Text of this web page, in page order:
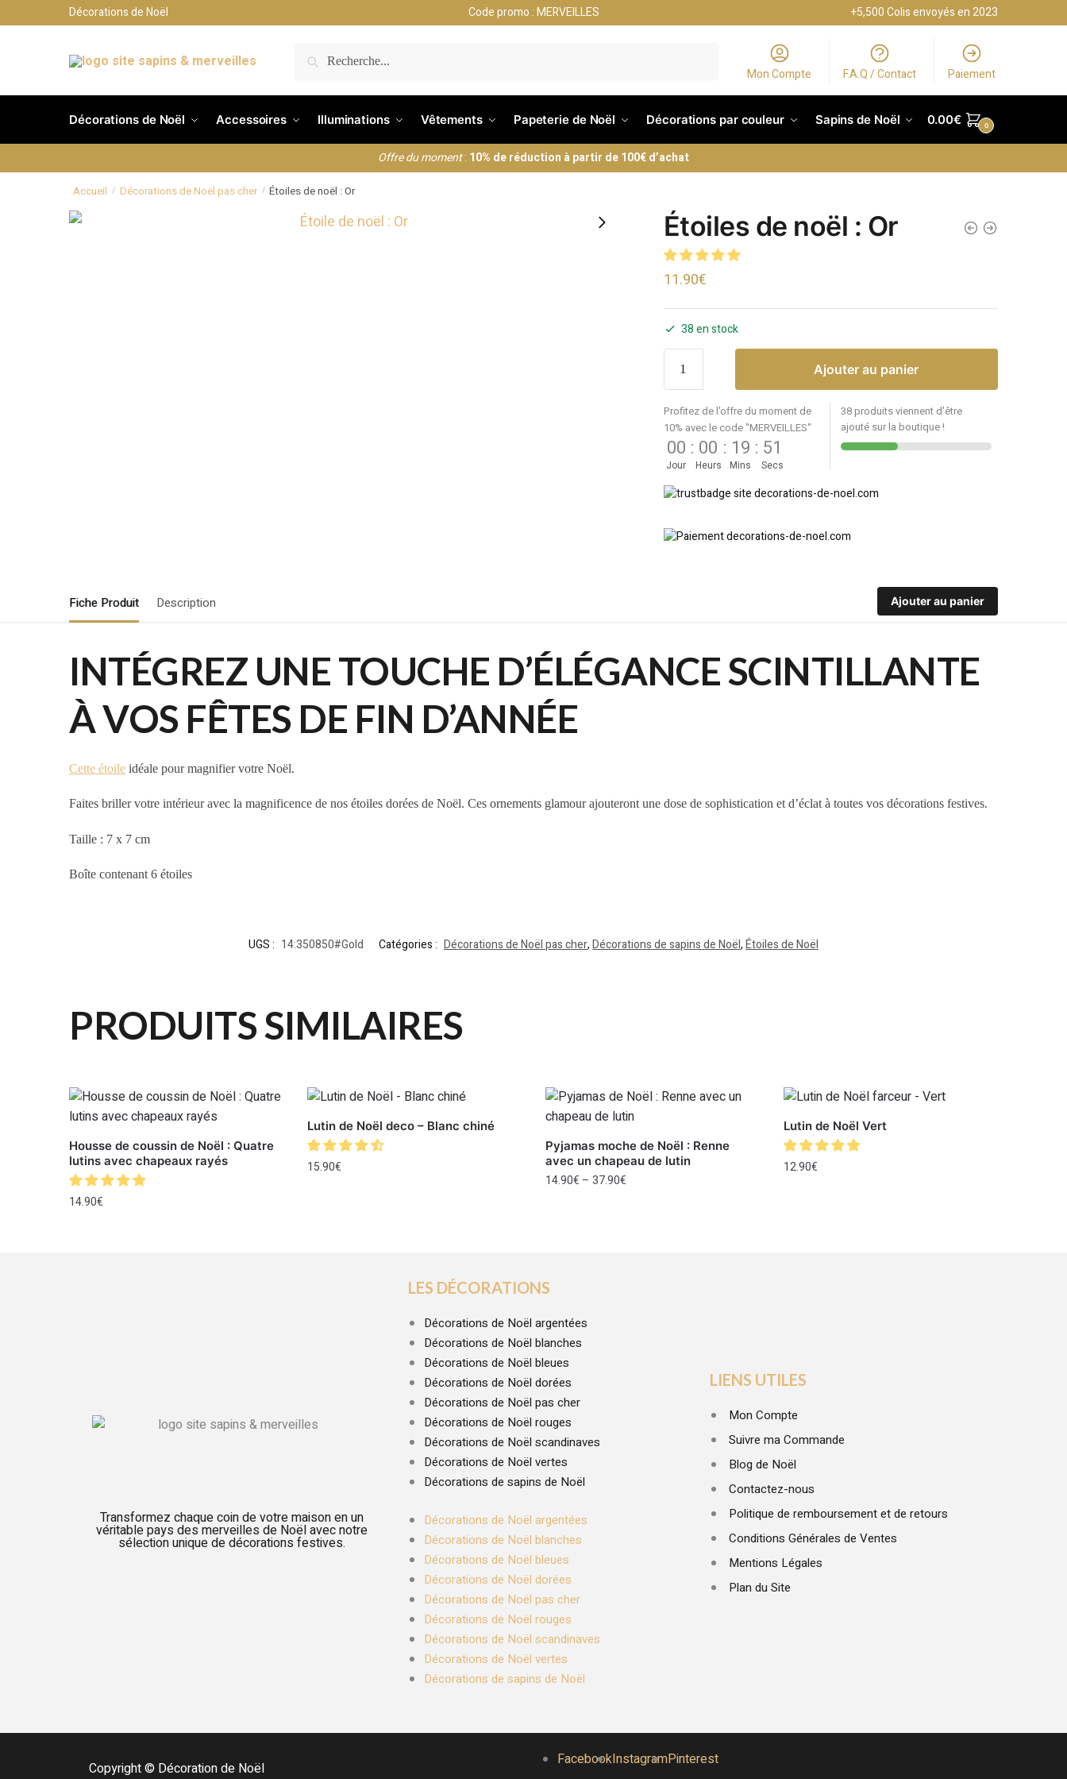
Décorations de Noël Code promo : MERVEILLES +5,500 Colis envoyés en 2023
RECHERCHE
Mon Compte F.A.Q / Contact Paiement
Décorations de Noël Accessoires Illuminations Vêtements Papeterie de Noël Décorations par couleur Sapins de Noël 0.00€ 0
Offre du moment: 10% de réduction à partir de 100€ d’achat
Accueil / Décorations de Noël pas cher / Étoiles de noël : Or
Étoiles de noël : Or
11.90€
38 en stock
Ajouter au panier
Profitez de l'offre du moment de
10% avec le code "MERVEILLES"
00
Jour
: 00
Heurs
: 19
Mins
: 51
Secs
38 produits viennent d'être
ajouté sur la boutique !
Fiche Produit Description Ajouter au panier
INTÉGREZ UNE TOUCHE D’ÉLÉGANCE SCINTILLANTE
À VOS FÊTES DE FIN D’ANNÉE
Cette étoile idéale pour magnifier votre Noël.
Faites briller votre intérieur avec la magnificence de nos étoiles dorées de Noël. Ces ornements glamour ajouteront une dose de sophistication et d’éclat à toutes vos décorations festives.
Taille : 7 x 7 cm
Boîte contenant 6 étoiles
UGS : 14:350850#Gold Catégories : Décorations de Noël pas cher,Décorations de sapins de Noël,Étoiles de Noël
PRODUITS SIMILAIRES
Housse de coussin de Noël : Quatre
lutins avec chapeaux rayés
14.90€
Lutin de Noël deco – Blanc chiné
15.90€
Pyjamas moche de Noël : Renne
avec un chapeau de lutin
14.90€ – 37.90€
Lutin de Noël Vert
12.90€
Transformez chaque coin de votre maison en un
véritable pays des merveilles de Noël avec notre
sélection unique de décorations festives.
LES DÉCORATIONS
Décorations de Noël argentées
Décorations de Noël blanches
Décorations de Noël bleues
Décorations de Noël dorées
Décorations de Noël pas cher
Décorations de Noël rouges
Décorations de Noël scandinaves
Décorations de Noël vertes
Décorations de sapins de Noël
Décorations de Noël argentées
Décorations de Noël blanches
Décorations de Noël bleues
Décorations de Noël dorées
Décorations de Noël pas cher
Décorations de Noël rouges
Décorations de Noël scandinaves
Décorations de Noël vertes
Décorations de sapins de Noël
LIENS UTILES
Mon Compte
Suivre ma Commande
Blog de Noël
Contactez-nous
Politique de remboursement et de retours
Conditions Générales de Ventes
Mentions Légales
Plan du Site
Copyright © Décoration de Noël FacebookInstagramPinterest